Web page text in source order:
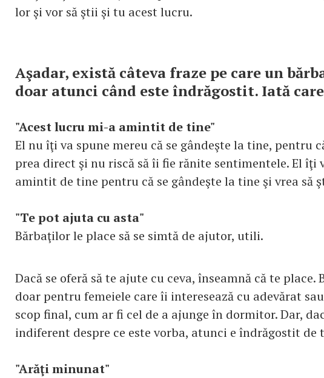
lor şi vor să ştii şi tu acest lucru.
Aşadar, există câteva fraze pe care un
doar atunci când este îndrăgostit. Iată
"Acest lucru mi-a amintit de tine"
El nu îţi va spune mereu că se gândeşte la tine, pentru
prea direct şi nu riscă să îi fie rănite sentimentele. El îţi
amintit de tine pentru că se gândeşte la tine şi vrea să
"Te pot ajuta cu asta"
Bărbaţilor le place să se simtă de ajutor, utili.
Dacă se oferă să te ajute cu ceva, înseamnă că te
doar pentru femeiele care îi interesează cu adevărat
scop final, cum ar fi cel de a ajunge în dormitor. Dar,
indiferent despre ce este vorba, atunci e îndrăgostit de
"Arăţi minunat"